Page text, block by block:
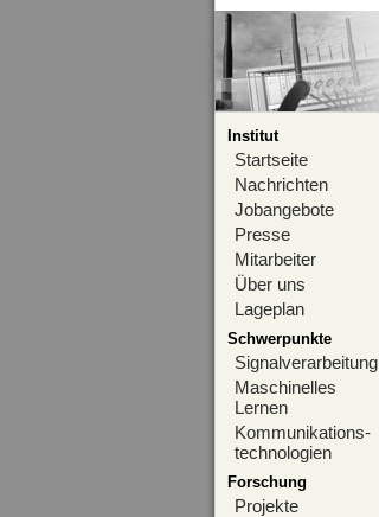
Institut
Startseite
Nachrichten
Jobangebote
Presse
Mitarbeiter
Über uns
Lageplan
Schwerpunkte
Signalverarbeitung
Maschinelles
Lernen
Kommunikations-
technologien
Forschung
Projekte